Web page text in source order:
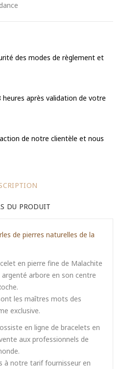
des modes de règlement et
heures après validation de votre
de notre clientèle et nous
DU PRODUIT
de pierres naturelles de la
en pierre fine de Malachite
arbore en son centre
les maîtres mots des
exclusive.
en ligne de bracelets en
aux professionnels de
à notre tarif fournisseur en